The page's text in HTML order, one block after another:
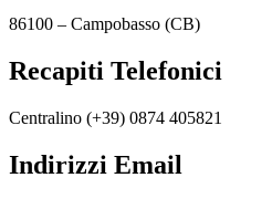
86100 – Campobasso (CB)
Recapiti Telefonici
Centralino (+39) 0874 405821
Indirizzi Email